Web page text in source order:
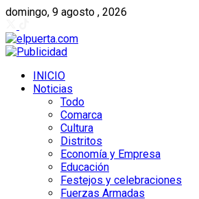
domingo, 9 agosto , 2026
INICIO
Noticias
Todo
Comarca
Cultura
Distritos
Economía y Empresa
Educación
Festejos y celebraciones
Fuerzas Armadas